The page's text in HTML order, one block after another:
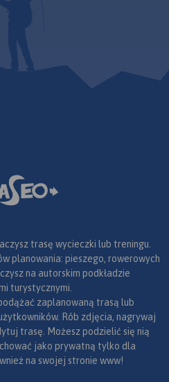
trasę wycieczki lub treningu.
planowania: pieszego, rowerowych
na autorskim podkładzie
turystycznymi.
zaplanowaną trasą lub
Rób zdjęcia, nagrywaj
trasę. Możesz podzielić się nią
jako prywatną tylko dla
na swojej stronie www!